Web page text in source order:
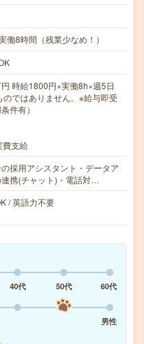
8時間（残業少なめ！）
時給1800円×実働8h×週5日
ではありません。※給与即受
件有）
費支給
採用アシスタント・データア
携(チャット)・電話対…
/ 英語力不要
40代 50代
60代
男性